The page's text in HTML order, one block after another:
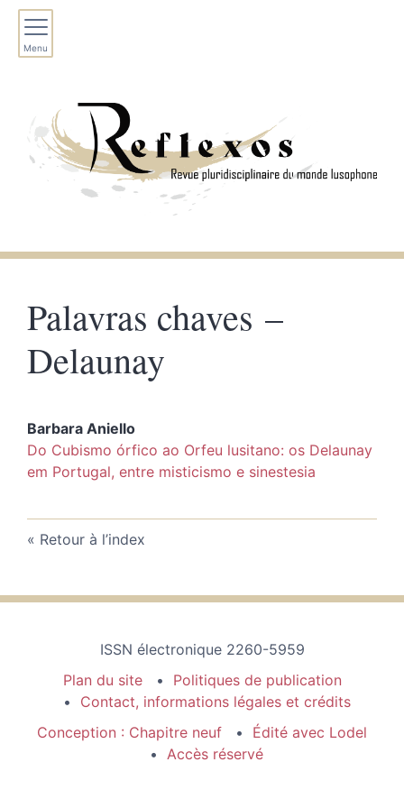
Menu
Palavras chaves –
Delaunay
Barbara Aniello
Do Cubismo órfico ao Orfeu lusitano: os Delaunay
em Portugal, entre misticismo e sinestesia
Retour à l’index
ISSN électronique 2260-5959
Plan du site
Politiques de publication
Contact, informations légales et crédits
Conception : Chapitre neuf
Édité avec Lodel
Accès réservé